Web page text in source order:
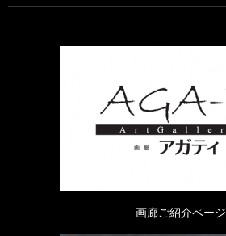
画廊ご紹介ページ